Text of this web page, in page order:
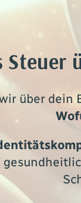
Steuer
über dein